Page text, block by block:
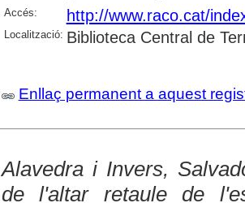
Accés: http://www.raco.cat/
Localització: Biblioteca Central de
Enllaç permanent a aquest
Alavedra i Invers,
de l'altar retaule de